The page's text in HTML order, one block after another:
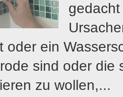
oder ein
sind oder
zu wollen,...